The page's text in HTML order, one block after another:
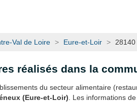
Val de Loire > Eure-et-Loir > 28140
réalisés dans la
du secteur alimentaire
(Eure-et-Loir) . Les informations